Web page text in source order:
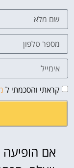
קראתי והסכמתי ל
אם